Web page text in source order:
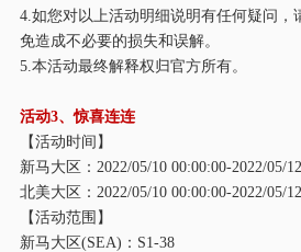
4.如您对以上活动明细说明有任何疑问，
免造成不必要的损失和误解。
5.本活动最终解释权归官方所有。
活动3、惊喜连连
【活动时间】
新马大区： 2022/05/10 00:00:00-2022/05/
北美大区： 2022/05/10 00:00:00-2022/05/
【活动范围】
新马大区(SEA)：S1-38